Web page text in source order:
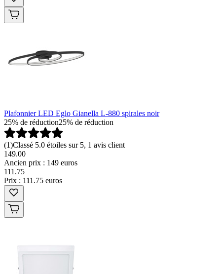
Plafonnier LED Eglo Gianella L-880 spirales noir
25% de réduction25% de réduction
(1)Classé 5.0 étoiles sur 5, 1 avis client
149.00
Ancien prix : 149 euros
111 .75
Prix : 111.75 euros